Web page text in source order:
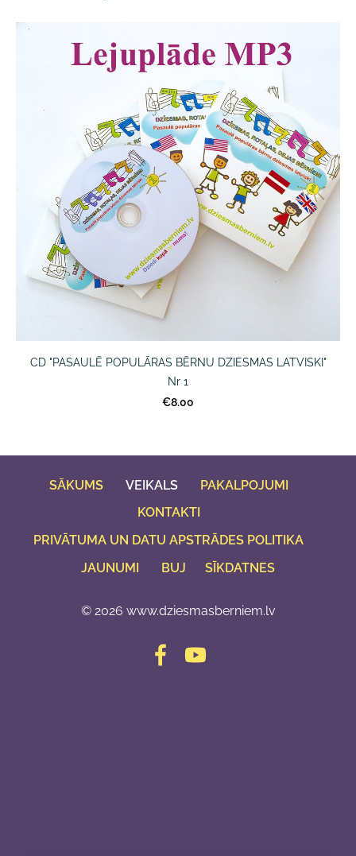
CD "PASAULĒ POPULĀRAS BĒRNU DZIESMAS LATVISKI"
Nr 1
€8.00
SĀKUMS VEIKALS
PAKALPOJUMI
KONTAKTI
PRIVĀTUMA UN DATU APSTRĀDES POLITIKA
JAUNUMI
BUJ SĪKDATNES
© 2026 www.dziesmasberniem.lv